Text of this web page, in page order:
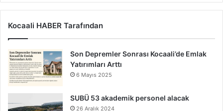
Kocaali HABER Tarafından
Son Depremler Sonrası Kocaali’de Emlak
Yatırımları Arttı
6 Mayıs 2025
SUBÜ 53 akademik personel alacak
26 Aralık 2024